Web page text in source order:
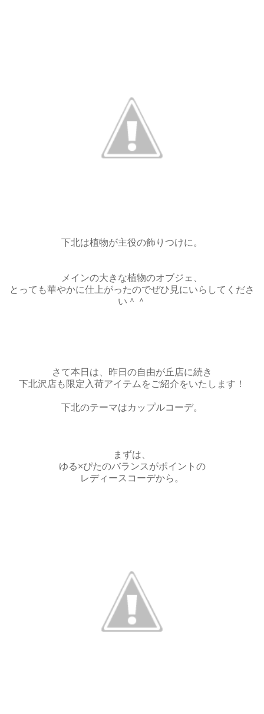
下北は植物が主役の飾りつけに。
メインの大きな植物のオブジェ、
とっても華やかに仕上がったのでぜひ見にいらしてくださ
い＾＾
さて本日は、昨日の自由が丘店に続き
下北沢店も限定入荷アイテムをご紹介をいたします！
下北のテーマはカップルコーデ。
まずは、
ゆる×ぴたのバランスがポイントの
レディースコーデから。